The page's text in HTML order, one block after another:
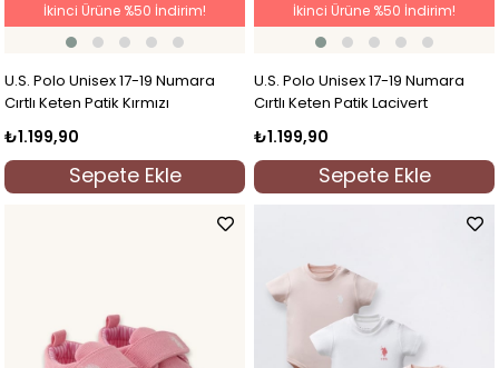
U.S. Polo Unisex 17-19 Numara
Cırtlı Keten Patik Kırmızı
₺1.199,90
Sepete Ekle
İkinci Ürüne %50 İndirim!
U.S. Polo Unisex 17-19 Numara
Cırtlı Keten Patik Lacivert
₺1.199,90
Sepete Ekle
İkinci Ürüne %50 İndirim!